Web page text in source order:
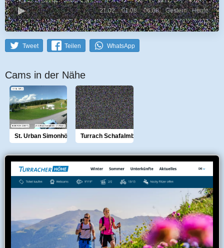
Heute
Gestern
06.08.
01.08.
21.02.
Tweet Teilen WhatsApp
Cams in der Nähe
St. Urban Simonhöhe Turrach Schafalmbahn